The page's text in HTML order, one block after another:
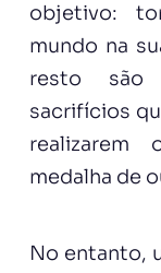
objetivo:
mundo na
resto são
sacrifícios
realizarem
medalha de
No entanto,